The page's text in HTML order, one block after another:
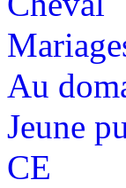
Au
Jeune
CE